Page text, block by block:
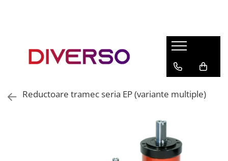
ASA
Reductoare tramec seria EP (variante multiple)